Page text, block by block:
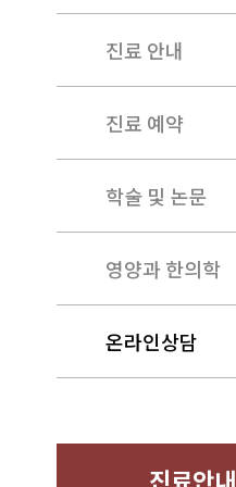
진료 안내
진료 예약
학술 및 논문
영양과 한의학
온라인상담
진료안내